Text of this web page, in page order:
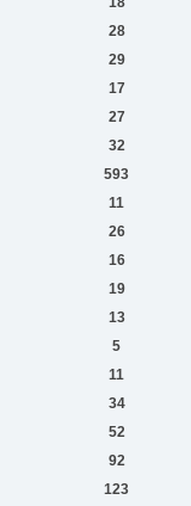
28
29
17
27
32
593
11
26
16
19
13
5
11
34
52
92
123